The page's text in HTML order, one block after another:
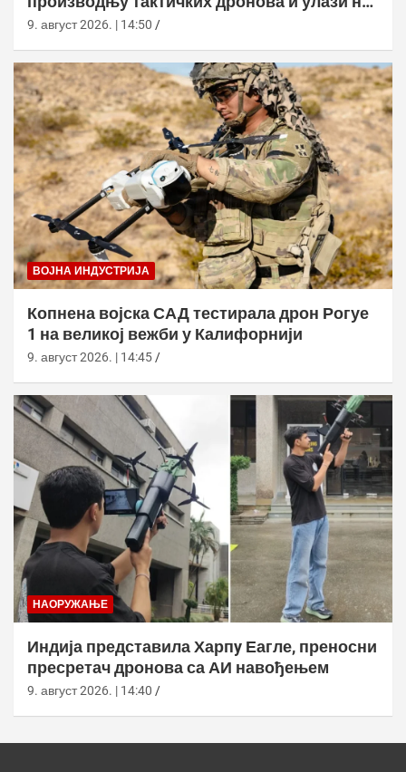
нова тржишта
9. август 2026. | 14:50
ВОЈНА ИНДУСТРИЈА
Копнена војска САД тестирала дрон Рогуе
1 на великој вежби у Калифорнији
9. август 2026. | 14:45
НАОРУЖАЊЕ
Индија представила Харпy Еагле, преносни
пресретач дронова са АИ навођењем
9. август 2026. | 14:40